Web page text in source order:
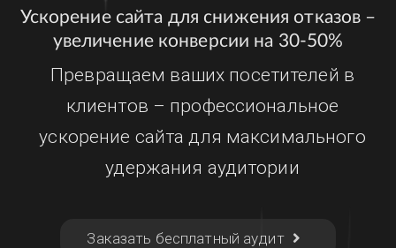
Ускорение сайта для снижения отказов –
увеличение конверсии на 30-50%
Превращаем ваших посетителей в
клиентов – профессиональное
ускорение сайта для максимального
удержания аудитории
Заказать бесплатный аудит